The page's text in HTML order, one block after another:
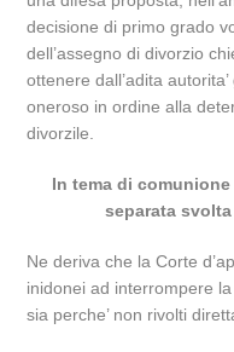
decisione di primo grado
dell’assegno di divorzio
ottenere dall’adita
oneroso in ordine alla
divorzile.
In tema di
separata
Ne deriva che la Corte
inidonei ad interrompere
sia perche’ non rivolti